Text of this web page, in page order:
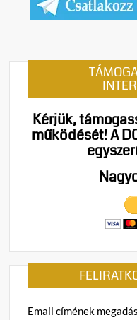
Kérjük,
működését!A
Email címének